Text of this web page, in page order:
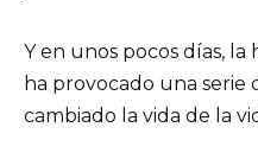
Y en unos pocos días, la
ha provocado una
cambiado la vida de la